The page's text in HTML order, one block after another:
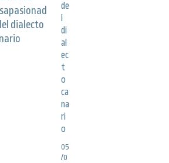
de
di
al
ec
t
o
ca
na
ri
o
05
/0